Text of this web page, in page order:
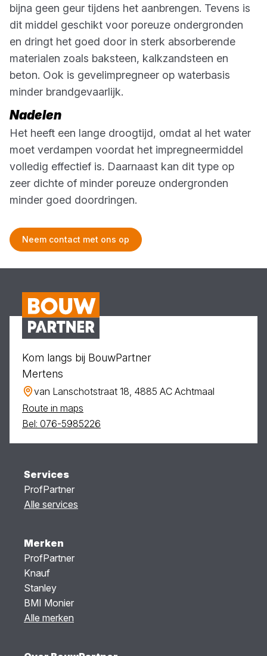
bijna geen geur tijdens het aanbrengen. Tevens is
dit middel geschikt voor poreuze ondergronden
en dringt het goed door in sterk absorberende
materialen zoals baksteen, kalkzandsteen en
beton. Ook is gevelimpregneer op waterbasis
minder brandgevaarlijk.
Nadelen
Het heeft een lange droogtijd, omdat al het water
moet verdampen voordat het impregneermiddel
volledig effectief is. Daarnaast kan dit type op
zeer dichte of minder poreuze ondergronden
minder goed doordringen.
Neem contact met ons op
Kom langs bij BouwPartner
Mertens
van Lanschotstraat 18, 4885 AC Achtmaal
Route in maps
Bel: 076-5985226
Services
ProfPartner
Alle services
Merken
ProfPartner
Knauf
Stanley
BMI Monier
Alle merken